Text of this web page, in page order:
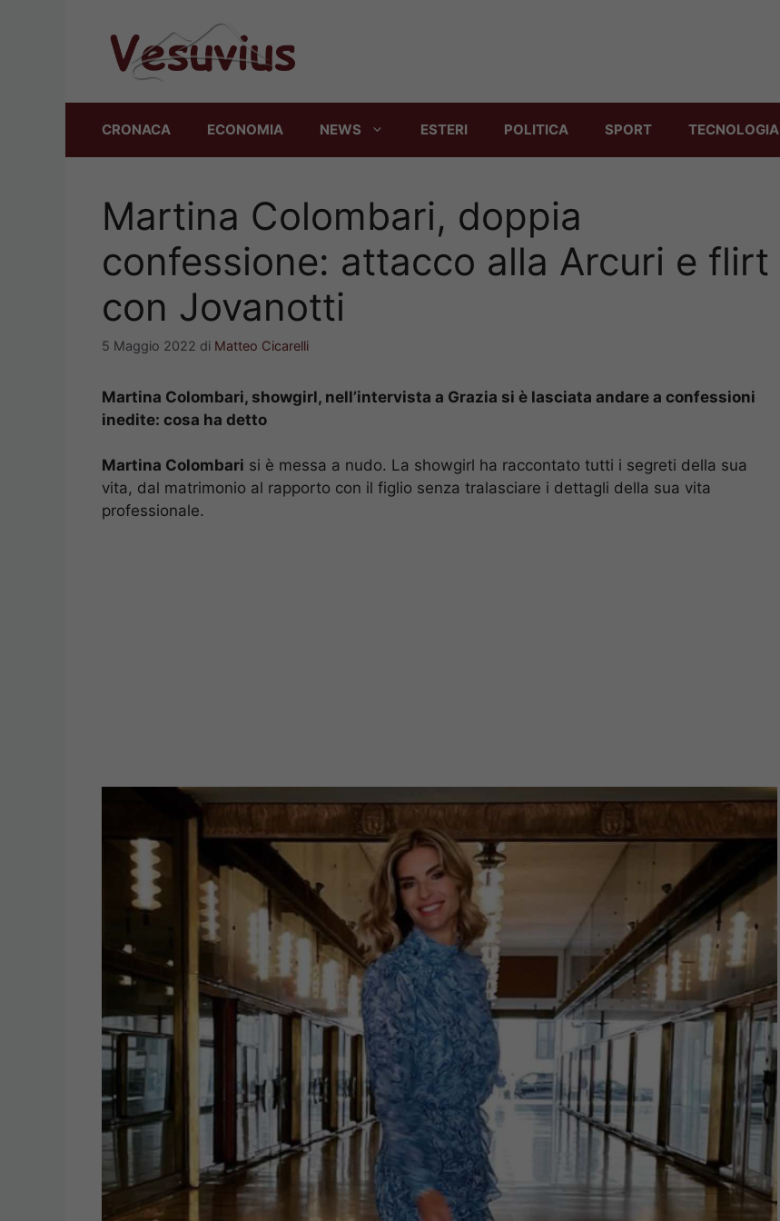
CRONACA ECONOMIA NEWS ESTERI POLITICA SPORT TECNOLOGIA
Martina Colombari, doppia
confessione: attacco alla Arcuri e flirt
con Jovanotti
5 Maggio 2022 di Matteo Cicarelli
Martina Colombari, showgirl, nell’intervista a Grazia si è lasciata andare a confessioni
inedite: cosa ha detto
Martina Colombari si è messa a nudo. La showgirl ha raccontato tutti i segreti della sua
vita, dal matrimonio al rapporto con il figlio senza tralasciare i dettagli della sua vita
professionale.